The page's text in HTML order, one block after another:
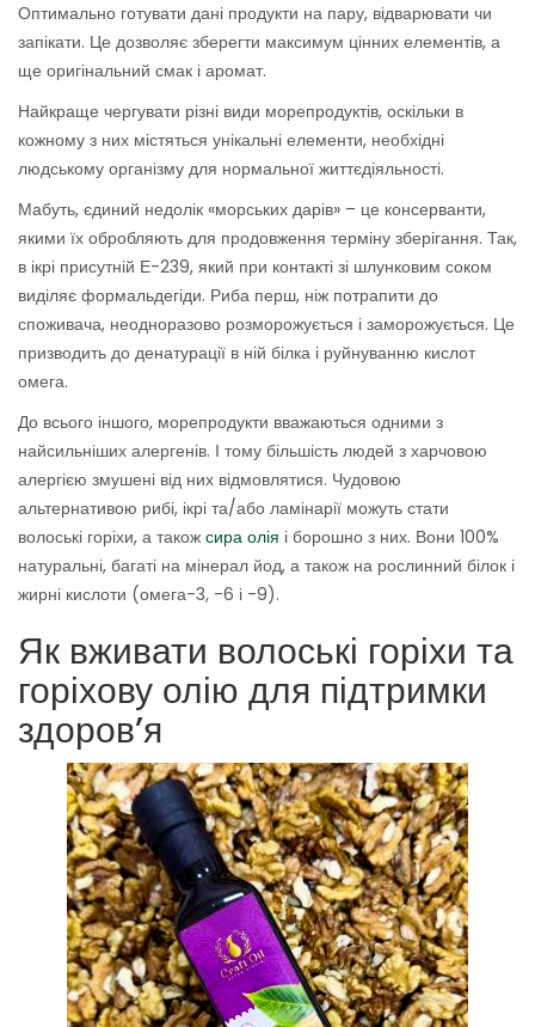
Оптимально готувати дані продукти на пару, відварювати чи
запікати. Це дозволяє зберегти максимум цінних елементів, а
ще оригінальний смак і аромат.
Найкраще чергувати різні види морепродуктів, оскільки в
кожному з них містяться унікальні елементи, необхідні
людському організму для нормальної життєдіяльності.
Мабуть, єдиний недолік «морських дарів» – це консерванти,
якими їх обробляють для продовження терміну зберігання. Так,
в ікрі присутній Е-239, який при контакті зі шлунковим соком
виділяє формальдегіди. Риба перш, ніж потрапити до
споживача, неодноразово розморожується і заморожується. Це
призводить до денатурації в ній білка і руйнуванню кислот
омега.
До всього іншого, морепродукти вважаються одними з
найсильніших алергенів. І тому більшість людей з харчовою
алергією змушені від них відмовлятися. Чудовою
альтернативою рибі, ікрі та/або ламінарії можуть стати
волоські горіхи, а також сира олія і борошно з них. Вони 100%
натуральні, багаті на мінерал йод, а також на рослинний білок і
жирні кислоти (омега-3, -6 і -9).
Як вживати волоські горіхи та
горіхову олію для підтримки
здоров’я